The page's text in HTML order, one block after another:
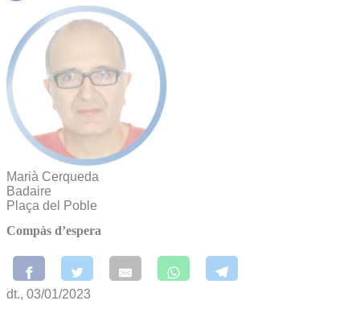
Marià Cerqueda
Badaire
Plaça del Poble
Compàs d’espera
dt., 03/01/2023